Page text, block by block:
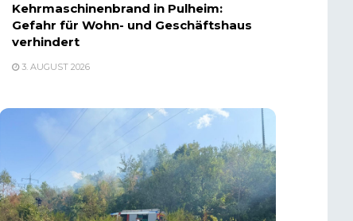
Kehrmaschinenbrand in Pulheim:
Gefahr für Wohn- und Geschäftshaus
verhindert
3. AUGUST 2026